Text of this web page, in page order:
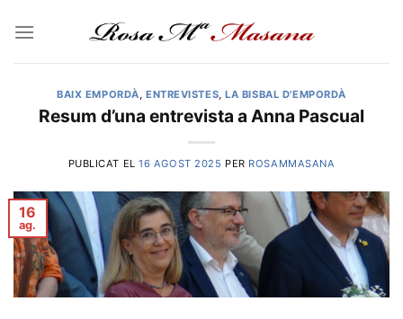
BAIX EMPORDÀ, ENTREVISTES,LA BISBAL D'EMPORDÀ
Resum d’una entrevista a Anna Pascual
PUBLICAT EL16 AGOST 2025 PER ROSAMMASANA
16
ag.